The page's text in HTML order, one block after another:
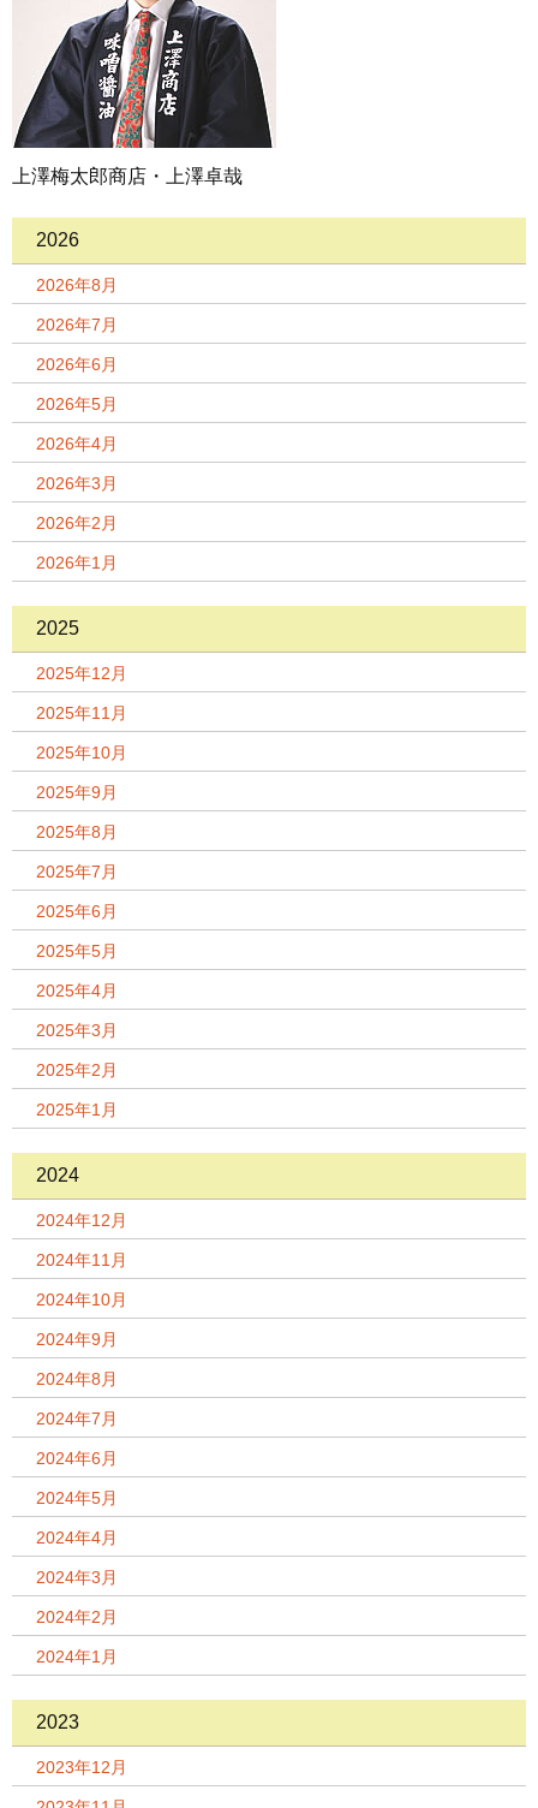
上澤梅太郎商店・上澤卓哉
2026
2026年8月
2026年7月
2026年6月
2026年5月
2026年4月
2026年3月
2026年2月
2026年1月
2025
2025年12月
2025年11月
2025年10月
2025年9月
2025年8月
2025年7月
2025年6月
2025年5月
2025年4月
2025年3月
2025年2月
2025年1月
2024
2024年12月
2024年11月
2024年10月
2024年9月
2024年8月
2024年7月
2024年6月
2024年5月
2024年4月
2024年3月
2024年2月
2024年1月
2023
2023年12月